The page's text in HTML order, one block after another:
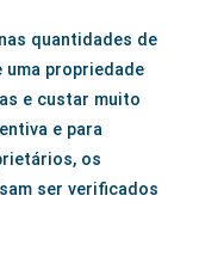
quantidades de
uma propriedade
e custar muito
e para
os
ser verificados